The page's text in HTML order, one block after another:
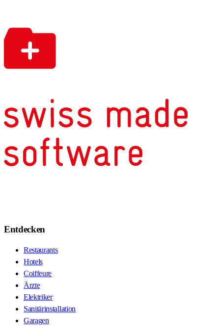
Entdecken
Restaurants
Hotels
Coiffeure
Ärzte
Elektriker
Sanitärinstallation
Garagen